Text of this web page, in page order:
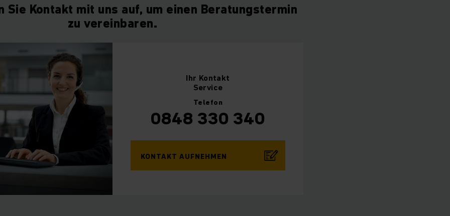
Sie Kontakt mit uns auf, um einen Beratungstermin
zu vereinbaren.
Ihr Kontakt
Service
Telefon
0848 330 340
KONTAKT AUFNEHMEN